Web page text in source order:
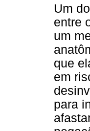
Um
entre
um
que
em
para